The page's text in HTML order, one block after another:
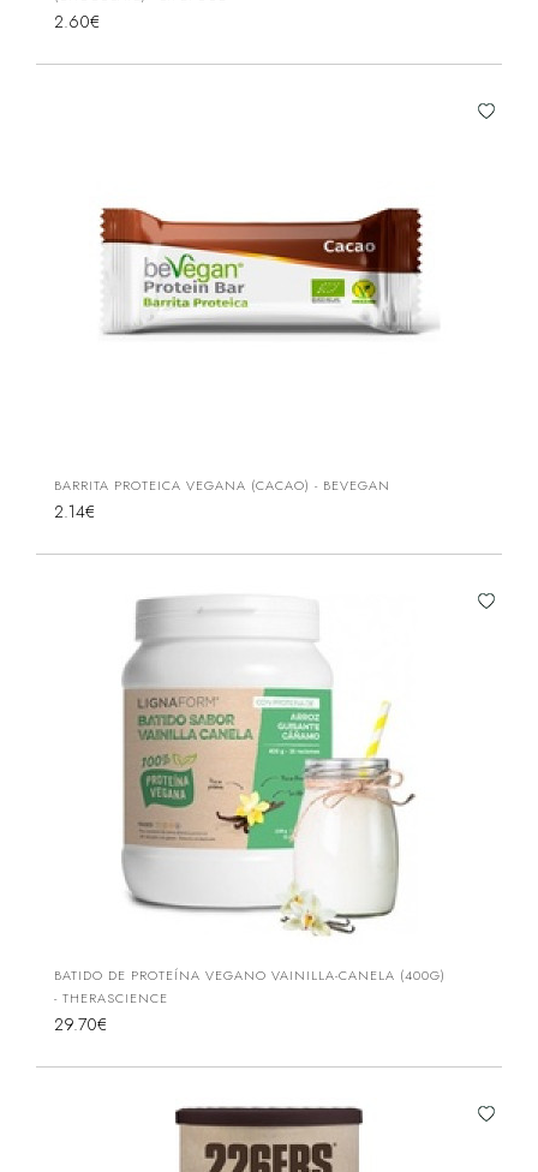
2.60€
BARRITA PROTEICA VEGANA (CACAO) - BEVEGAN
2.14€
BATIDO DE PROTEÍNA VEGANO VAINILLA-CANELA (400G)
- THERASCIENCE
29.70€